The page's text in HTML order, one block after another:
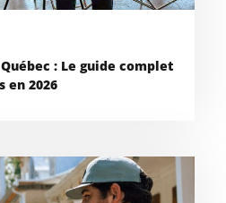
: Le guide complet
en 2026